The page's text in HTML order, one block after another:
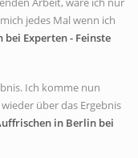
jedes Mal wenn ich
Experten - Feinste
Ich komme nun
über das Ergebnis
in Berlin bei